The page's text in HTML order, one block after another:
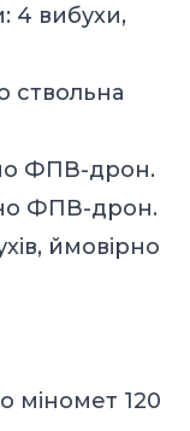
4 вибухи,
ствольна
ФПВ-дрон.
ФПВ-дрон.
ймовірно
міномет 120